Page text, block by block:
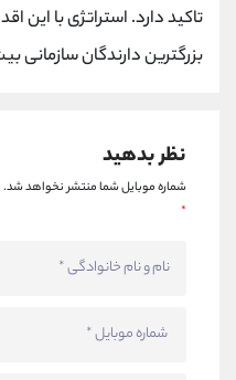
تاکید دارد. استراتژی با این
بزرگترین دارندگان
نظر بدهید
شماره موبایل شما منتشر نخواهد شد.
*